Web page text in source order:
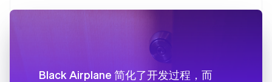
Black Airplane 简化了开发过程，而